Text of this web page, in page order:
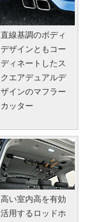
直線基調のボディ
デザインともコー
ディネートしたス
クエアデュアルデ
ザインのマフラー
カッター
高い室内高を有効
活用するロッドホ